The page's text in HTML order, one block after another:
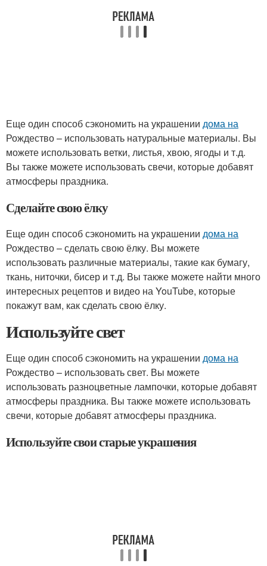
Еще один способ сэкономить на украшении дома на
Рождество – использовать натуральные материалы. Вы
можете использовать ветки, листья, хвою, ягоды и т.д.
Вы также можете использовать свечи, которые добавят
атмосферы праздника.
Сделайте свою ёлку
Еще один способ сэкономить на украшении дома на
Рождество – сделать свою ёлку. Вы можете
использовать различные материалы, такие как бумагу,
ткань, ниточки, бисер и т.д. Вы также можете найти много
интересных рецептов и видео на YouTube, которые
покажут вам, как сделать свою ёлку.
Используйте свет
Еще один способ сэкономить на украшении дома на
Рождество – использовать свет. Вы можете
использовать разноцветные лампочки, которые добавят
атмосферы праздника. Вы также можете использовать
свечи, которые добавят атмосферы праздника.
Используйте свои старые украшения